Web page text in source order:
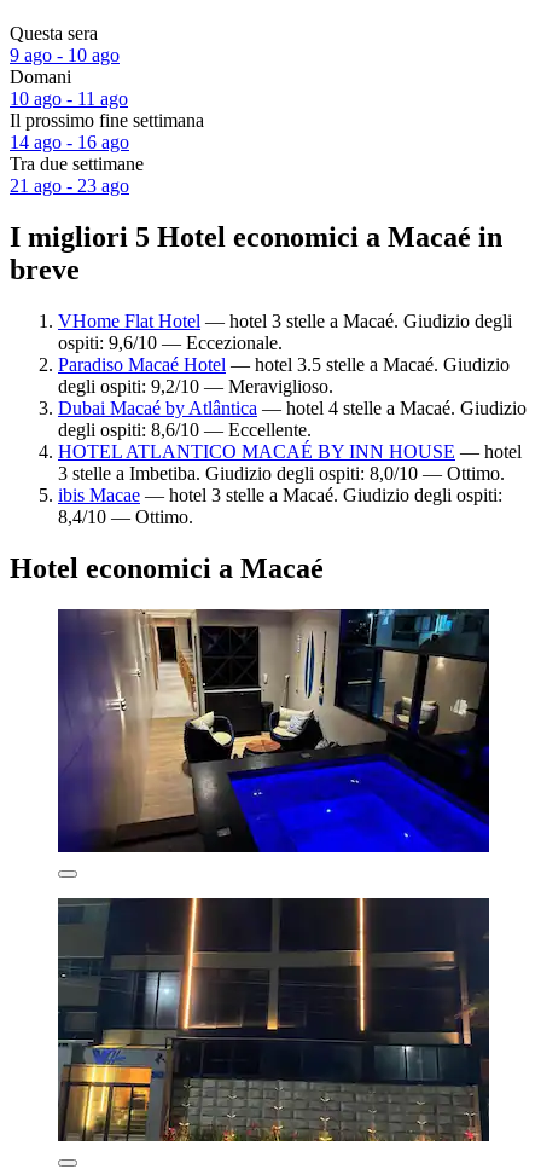
Questa sera
9 ago - 10 ago
Domani
10 ago - 11 ago
Il prossimo fine settimana
14 ago - 16 ago
Tra due settimane
21 ago - 23 ago
I migliori 5 Hotel economici a Macaé in
breve
VHome Flat Hotel — hotel 3 stelle a Macaé. Giudizio degli
ospiti: 9,6/10 — Eccezionale.
Paradiso Macaé Hotel — hotel 3.5 stelle a Macaé. Giudizio
degli ospiti: 9,2/10 — Meraviglioso.
Dubai Macaé by Atlântica — hotel 4 stelle a Macaé. Giudizio
degli ospiti: 8,6/10 — Eccellente.
HOTEL ATLANTICO MACAÉ BY INN HOUSE — hotel
3 stelle a Imbetiba. Giudizio degli ospiti: 8,0/10 — Ottimo.
ibis Macae — hotel 3 stelle a Macaé. Giudizio degli ospiti:
8,4/10 — Ottimo.
Hotel economici a Macaé